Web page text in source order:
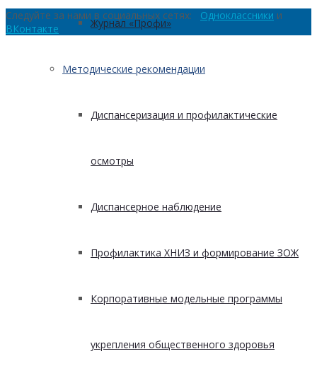
Журнал «Профи»
Методические рекомендации
Диспансеризация и профилактические
осмотры
Диспансерное наблюдение
Профилактика ХНИЗ и формирование ЗОЖ
Корпоративные модельные программы
укрепления общественного здоровья
Следуйте за нами в социальных сетях: Одноклассники и
ВКонтакте